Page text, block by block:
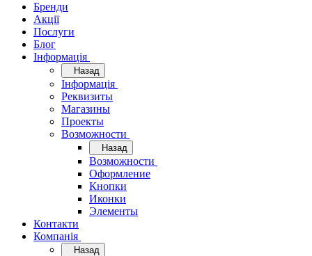
Бренди
Акції
Послуги
Блог
Інформація
Назад
Інформація
Реквизиты
Магазины
Проекты
Возможности
Назад
Возможности
Оформление
Кнопки
Иконки
Элементы
Контакти
Компанія
Назад